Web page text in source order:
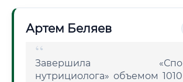
Артем Беляев
Завершила
нутрициолога» объемом